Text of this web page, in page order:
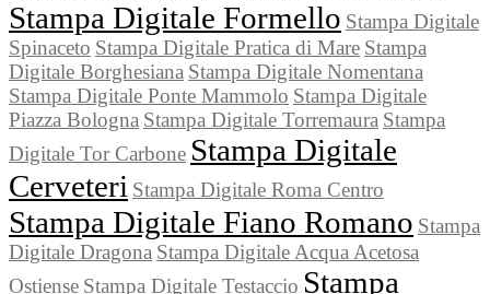
Stampa Digitale Formello Stampa Digitale
Spinaceto Stampa Digitale Pratica di Mare Stampa
Digitale Borghesiana Stampa Digitale Nomentana
Stampa Digitale Ponte Mammolo Stampa Digitale
Piazza Bologna Stampa Digitale Torremaura Stampa
Digitale Tor Carbone Stampa Digitale
Cerveteri Stampa Digitale Roma Centro
Stampa Digitale Fiano Romano Stampa
Digitale Dragona Stampa Digitale Acqua Acetosa
Ostiense Stampa Digitale Testaccio Stampa